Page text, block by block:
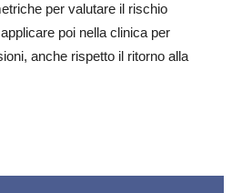
per valutare il rischio
poi nella clinica per
anche rispetto il ritorno alla